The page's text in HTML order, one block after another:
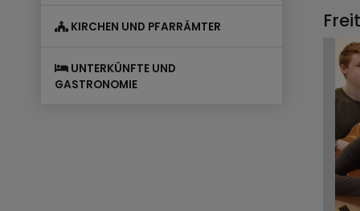
KIRCHEN UND PFARRÄMTER
UNTERKÜNFTE UND
GASTRONOMIE